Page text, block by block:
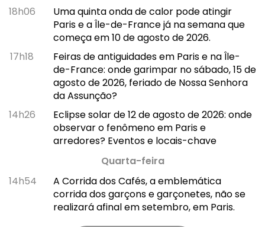
18h06
Uma quinta onda de calor pode atingir
Paris e a Île-de-France já na semana que
começa em 10 de agosto de 2026.
17h18
Feiras de antiguidades em Paris e na Île-
de-France: onde garimpar no sábado, 15 de
agosto de 2026, feriado de Nossa Senhora
da Assunção?
14h26
Eclipse solar de 12 de agosto de 2026: onde
observar o fenômeno em Paris e
arredores? Eventos e locais-chave
Quarta-feira
14h54
A Corrida dos Cafés, a emblemática
corrida dos garçons e garçonetes, não se
realizará afinal em setembro, em Paris.